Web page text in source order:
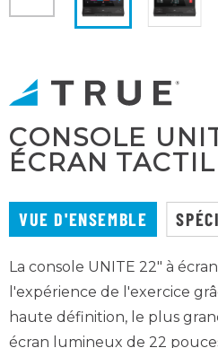
CONSOLE
ÉCRAN
VUE D'ENSEMBLE
La console UNITE 22" à
l'expérience de l'exercice
haute définition, le plus
écran lumineux de 22